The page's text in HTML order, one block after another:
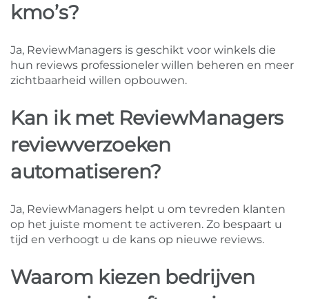
kmo’s?
Ja, ReviewManagers is geschikt voor winkels die
hun reviews professioneler willen beheren en meer
zichtbaarheid willen opbouwen.
Kan ik met ReviewManagers
reviewverzoeken
automatiseren?
Ja, ReviewManagers helpt u om tevreden klanten
op het juiste moment te activeren. Zo bespaart u
tijd en verhoogt u de kans op nieuwe reviews.
Waarom kiezen bedrijven